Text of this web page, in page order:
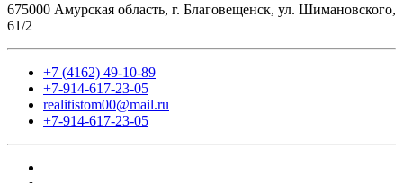
675000 Амурская область, г. Благовещенск, ул. Шимановского,
61/2
+7 (4162) 49-10-89
+7-914-617-23-05
realitistom00@mail.ru
+7-914-617-23-05